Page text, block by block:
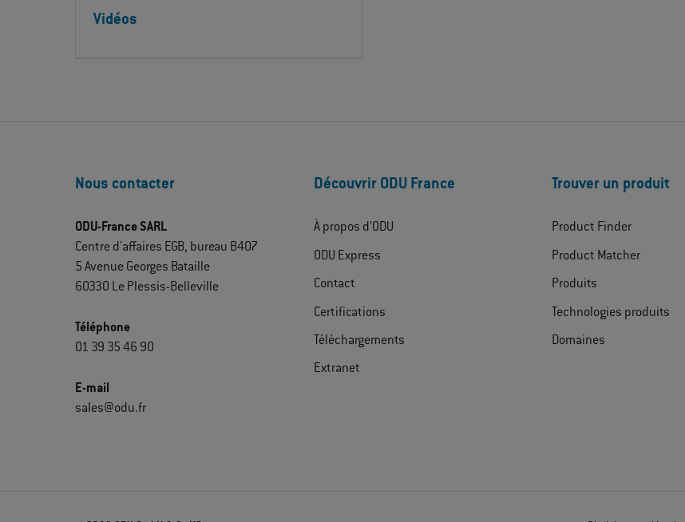
Vidéos
Nous contacter
ODU-France SARL
Centre d'affaires EGB, bureau B407
5 Avenue Georges Bataille
60330 Le Plessis-Belleville
Téléphone
01 39 35 46 90
E-mail
sales@odu.fr
Découvrir ODU France
À propos d’ODU
ODU Express
Contact
Certifications
Téléchargements
Extranet
Trouver un produit
Product Finder
Product Matcher
Produits
Technologies produits
Domaines